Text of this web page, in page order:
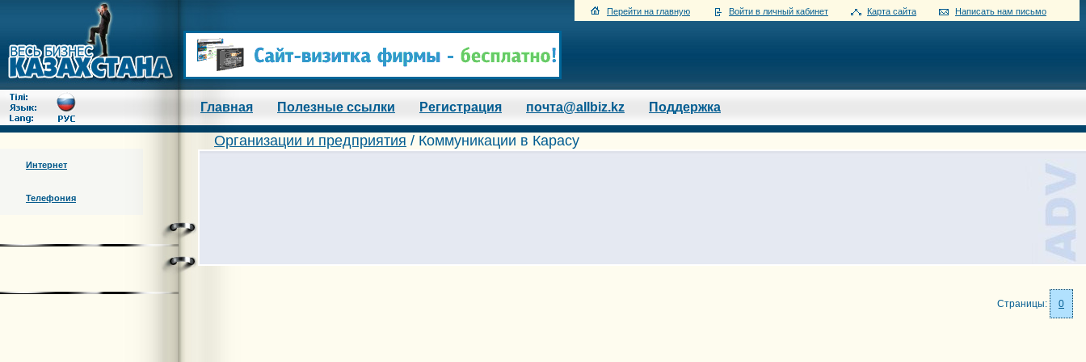
Перейти на главную Войти в личный кабинет Карта сайта Написать нам письмо
Главная Полезные ссылки Регистрация почта@allbiz.kz Поддержка
Интернет
Телефония
Организации и предприятия / Коммуникации в Карасу
Страницы: 0